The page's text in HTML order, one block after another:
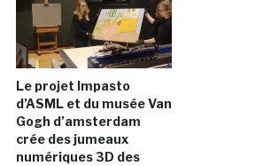
Le projet Impasto
d’ASML et du musée Van
Gogh d’amsterdam
crée des jumeaux
numériques 3D des